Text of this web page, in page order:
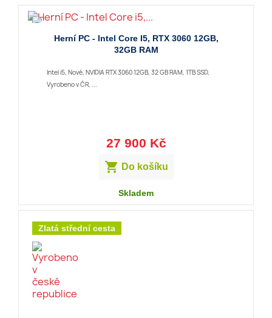
Herní PC - Intel Core I5, RTX 3060 12GB,
32GB RAM
Intel i5, Nové, NVIDIA RTX 3060 12GB, 32 GB RAM, 1TB SSD,
Vyrobeno v ČR, ...
27 900 Kč
 Do košíku
Skladem
Zlatá střední cesta